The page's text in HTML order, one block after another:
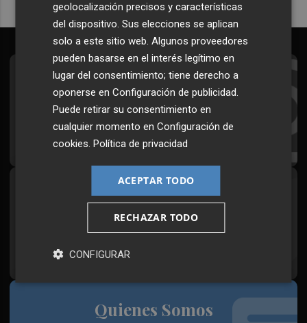
Suscríbete al Boletín
Todos los días a primera hora en tu email
¡Quiero suscribirme!
Síguenos en redes
Plaza Podcast, desde cualquier medio
Quienes Somos
geolocalización precisos y características
del dispositivo. Sus elecciones se aplican
solo a este sitio web. Algunos proveedores
pueden basarse en el interés legítimo en
lugar del consentimiento; tiene derecho a
oponerse enConfiguración de publicidad.
Puede retirar su consentimiento en
cualquier momento enConfiguración de
cookies.Política de privacidad
ACEPTAR TODO
RECHAZAR TODO
CONFIGURAR